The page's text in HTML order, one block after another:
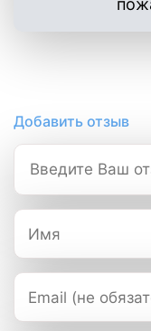
Добавить отзыв